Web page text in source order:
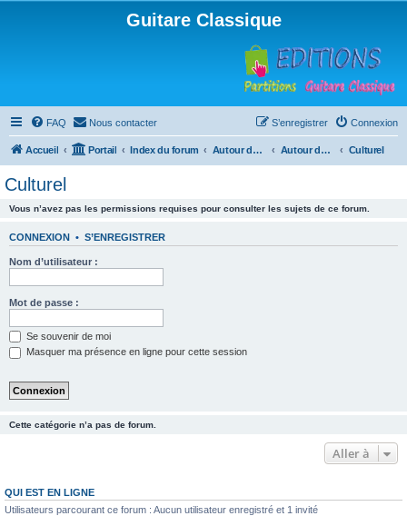
Guitare Classique
FAQ Nous contacter Connexion
S’enregistrer
Accueil Portail Index du forum Autour de la machine à café Autour de la machine à café Culturel
Culturel
Vous n’avez pas les permissions requises pour consulter les sujets de ce forum.
CONNEXION • S’ENREGISTRER
Nom d’utilisateur :
Mot de passe :
Se souvenir de moi
Masquer ma présence en ligne pour cette session
Cette catégorie n’a pas de forum.
Aller à
QUI EST EN LIGNE
Utilisateurs parcourant ce forum : Aucun utilisateur enregistré et 1 invité